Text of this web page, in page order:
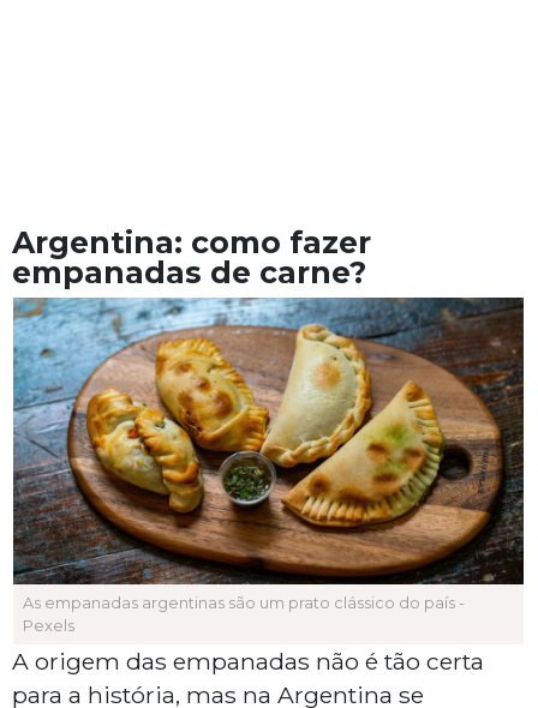
Argentina: como fazer
empanadas de carne?
As empanadas argentinas são um prato clássico do país -
Pexels
A origem das empanadas não é tão certa
para a história, mas na Argentina se